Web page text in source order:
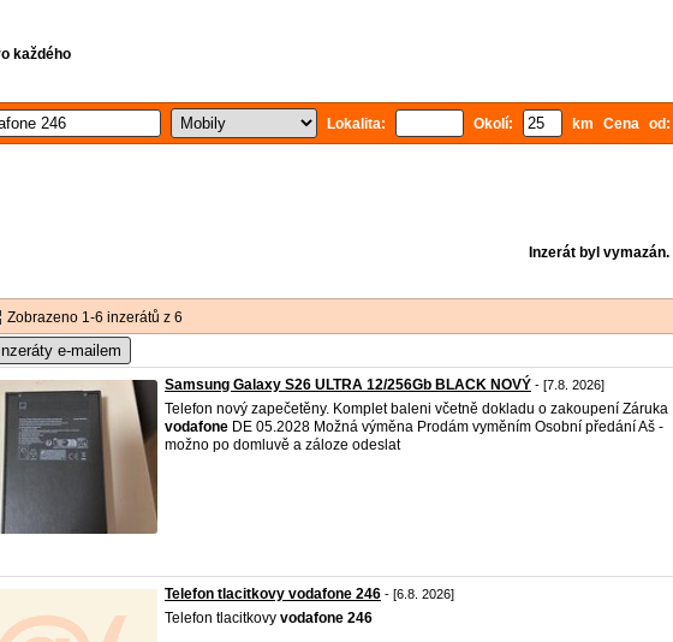
každého
Lokalita: Okolí: km Cena od:
Inzerát byl vymazán.
Zobrazeno 1-6 inzerátů z 6
e-mailem
Samsung Galaxy S26 ULTRA 12/256Gb BLACK NOVÝ - [7.8. 2026]
Telefon nový zapečetěny. Komplet baleni včetně dokladu o zakoupení Záruka
vodafone DE 05.2028 Možná výměna Prodám vyměním Osobní předání Aš -
možno po domluvě a záloze odeslat
Telefon tlacitkovy vodafone 246 - [6.8. 2026]
Telefon tlacitkovy vodafone 246